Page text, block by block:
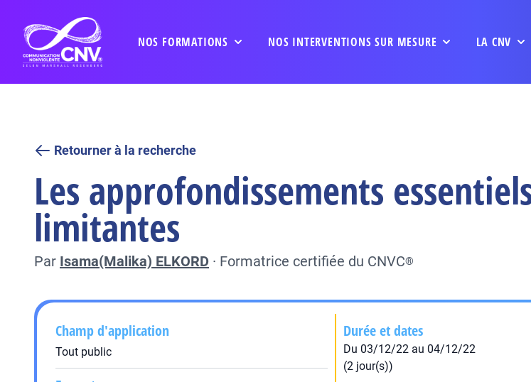
NOS FORMATIONS NOS INTERVENTIONS SUR MESURE LA CNV
Retourner à la recherche
Les approfondissements
limitantes
Par Isama(Malika) ELKORD · Formatrice certifiée du CNVC®
Champ d'application
Tout public
Durée et dates
Du 03/12/22 au 04/12/22
(2 jour(s))